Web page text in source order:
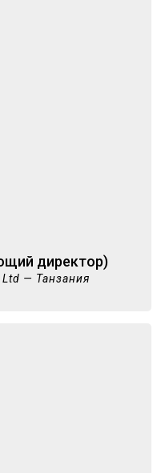
директор)
— Танзания